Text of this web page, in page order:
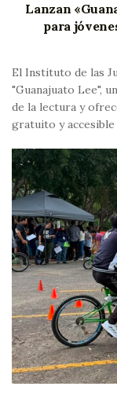
Lanzan
para
El Instituto de las
"Guanajuato Lee",
de la lectura y
gratuito y